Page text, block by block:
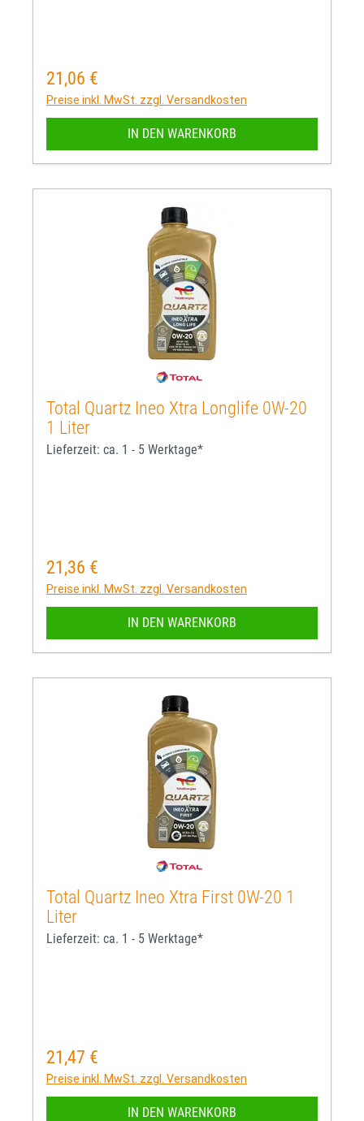
Regulärer Preis:
21,06 €
Preise inkl. MwSt. zzgl. Versandkosten
IN DEN WARENKORB
Total Quartz Ineo Xtra Longlife 0W-20
1 Liter
Lieferzeit: ca. 1 - 5 Werktage*
Regulärer Preis:
21,36 €
Preise inkl. MwSt. zzgl. Versandkosten
IN DEN WARENKORB
Total Quartz Ineo Xtra First 0W-20 1
Liter
Lieferzeit: ca. 1 - 5 Werktage*
Regulärer Preis:
21,47 €
Preise inkl. MwSt. zzgl. Versandkosten
IN DEN WARENKORB